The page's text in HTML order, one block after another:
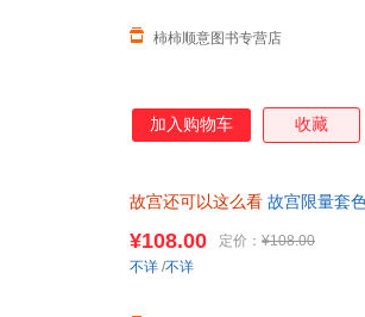
柿柿顺意图书专营店
加入购物车 收藏
故宫还可以这么看 故宫限量套
¥108.00 定价： ¥108.00
不详 /不详